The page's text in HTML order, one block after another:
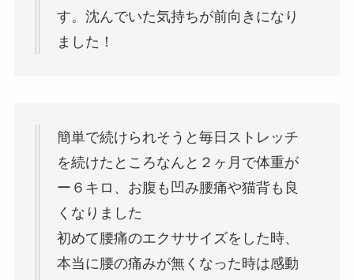
す。沈んでいた気持ちが前向きになり
ました！
簡単で続けられそうと毎日ストレッチ
を続けたところなんと２ヶ月で体重が
ー６キロ 、お腹も凹み腰痛や猫背も良
くなりました
初めて腰痛のエクササイズをした時、
本当に腰の痛みが無くなった時は感動